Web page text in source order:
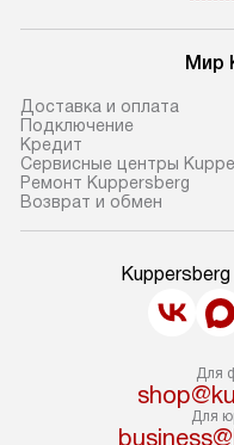
Мир
Доставка и оплата
Подключение
Кредит
Сервисные центры
Ремонт Kuppersberg
Возврат и обмен
Для
Для